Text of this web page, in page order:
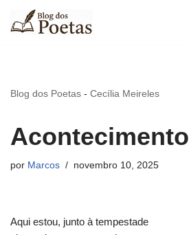
Pular
Blog dos Poetas - Cecília Meireles
Acontecimento
por Marcos novembro 10, 2025
Aqui estou, junto à tempestade